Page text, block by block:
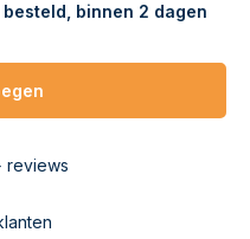
binnen 2 dagen
reviews